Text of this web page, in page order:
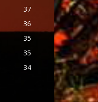
37
36
35
35
34